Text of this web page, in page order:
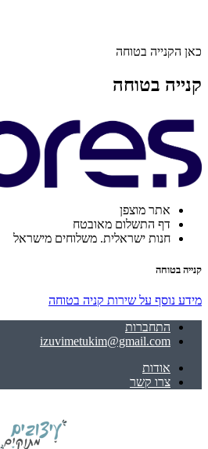
כאן הקנייה בטוחה
קנייה בטוחה
אתר מוצפן
דף התשלום מאובטח
חנות ישראלית. משלוחים מישראל
קנייה בטוחה
מידע נוסף על שירות קניה בטוחה
התחברות
izuvimetukim@gmail.com
אודות
צרו קשר